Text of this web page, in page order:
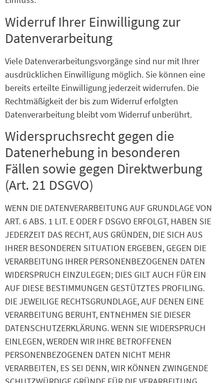
Widerruf Ihrer Einwilligung zur
Datenverarbeitung
Viele Datenverarbeitungsvorgänge sind nur mit Ihrer
ausdrücklichen Einwilligung möglich. Sie können eine
bereits erteilte Einwilligung jederzeit widerrufen. Die
Rechtmäßigkeit der bis zum Widerruf erfolgten
Datenverarbeitung bleibt vom Widerruf unberührt.
Widerspruchsrecht gegen die
Datenerhebung in besonderen
Fällen sowie gegen Direktwerbung
(Art. 21 DSGVO)
WENN DIE DATENVERARBEITUNG AUF GRUNDLAGE VON
ART. 6 ABS. 1 LIT. E ODER F DSGVO ERFOLGT, HABEN SIE
JEDERZEIT DAS RECHT, AUS GRÜNDEN, DIE SICH AUS
IHRER BESONDEREN SITUATION ERGEBEN, GEGEN DIE
VERARBEITUNG IHRER PERSONENBEZOGENEN DATEN
WIDERSPRUCH EINZULEGEN; DIES GILT AUCH FÜR EIN
AUF DIESE BESTIMMUNGEN GESTÜTZTES PROFILING.
DIE JEWEILIGE RECHTSGRUNDLAGE, AUF DENEN EINE
VERARBEITUNG BERUHT, ENTNEHMEN SIE DIESER
DATENSCHUTZERKLÄRUNG. WENN SIE WIDERSPRUCH
EINLEGEN, WERDEN WIR IHRE BETROFFENEN
PERSONENBEZOGENEN DATEN NICHT MEHR
VERARBEITEN, ES SEI DENN, WIR KÖNNEN ZWINGENDE